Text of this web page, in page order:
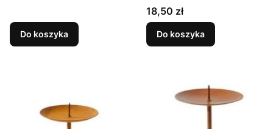
Do koszyka
Cena
18,50 zł
Do koszyka